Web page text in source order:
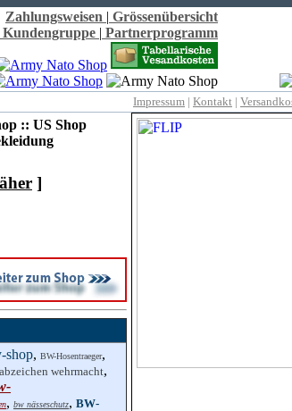
Zahlungsweisen | Grössenübersicht
Kundengruppe | Partnerprogramm
Impressum | Kontakt |
:: US Shop
]
shop, BW-Hosentraeger,
wehrmacht,
, bw nässeschutz, BW-